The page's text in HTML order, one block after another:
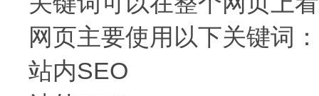
网页主要使用以下关键词：
站内SEO